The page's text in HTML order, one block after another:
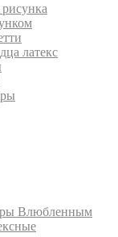
латекс
Влюбленным